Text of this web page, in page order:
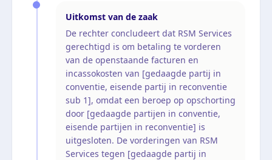
Uitkomst van de zaak
De rechter concludeert dat RSM Services
gerechtigd is om betaling te vorderen
van de openstaande facturen en
incassokosten van [gedaagde partij in
conventie, eisende partij in reconventie
sub 1], omdat een beroep op opschorting
door [gedaagde partijen in conventie,
eisende partijen in reconventie] is
uitgesloten. De vorderingen van RSM
Services tegen [gedaagde partij in